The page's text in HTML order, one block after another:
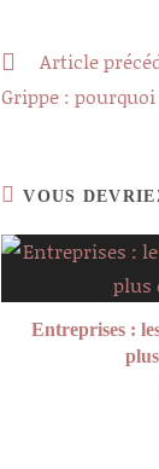
Read
articles
Article
Grippe :
VOUS
Entreprises :